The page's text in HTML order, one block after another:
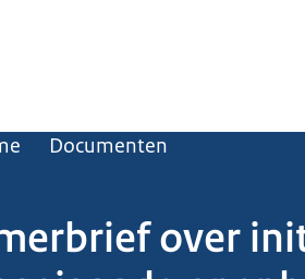
Documenten
over